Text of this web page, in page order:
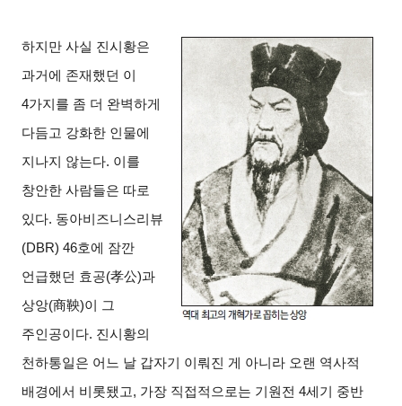
하지만 사실 진시황은
과거에 존재했던 이
4가지를 좀 더 완벽하게
다듬고 강화한 인물에
지나지 않는다. 이를
창안한 사람들은 따로
있다. 동아비즈니스리뷰
(DBR) 46호에 잠깐
언급했던 효공(孝公)과
상앙(商鞅)이 그
주인공이다. 진시황의
천하통일은 어느 날 갑자기 이뤄진 게 아니라 오랜 역사적
배경에서 비롯됐고, 가장 직접적으로는 기원전 4세기 중반